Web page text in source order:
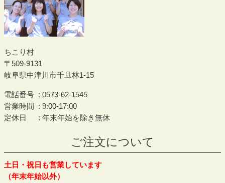
ちこり村
509-9131
岐阜県中津川市千旦林1-15
電話番号
0573-62-1545
営業時間
9:00-17:00
定休日
年末年始を除き無休
ご注文について
土日・祝日も営業しています
（年末年始以外）